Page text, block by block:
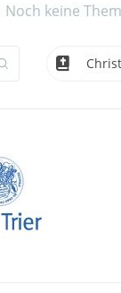
Noch keine